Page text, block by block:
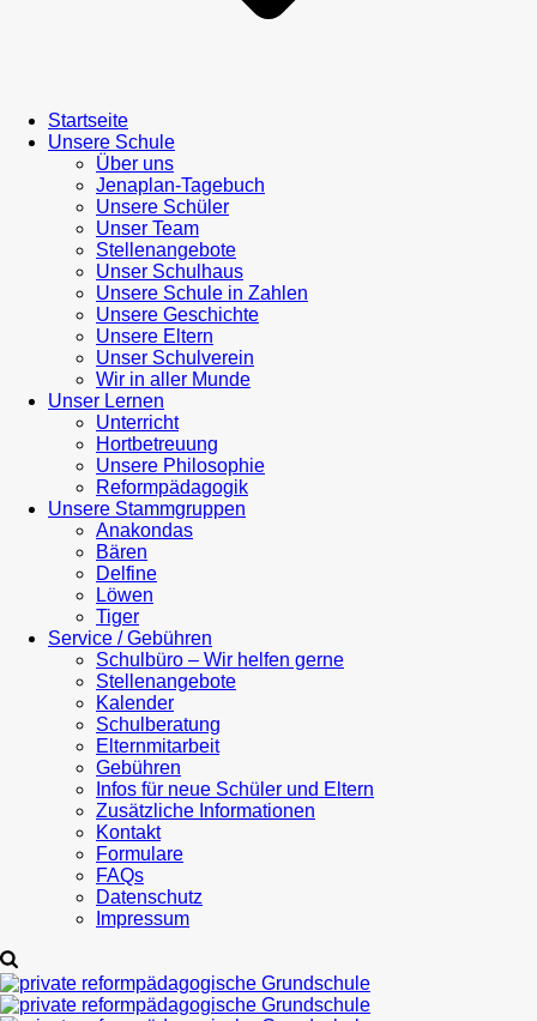
Startseite
Unsere Schule
Über uns
Jenaplan-Tagebuch
Unsere Schüler
Unser Team
Stellenangebote
Unser Schulhaus
Unsere Schule in Zahlen
Unsere Geschichte
Unsere Eltern
Unser Schulverein
Wir in aller Munde
Unser Lernen
Unterricht
Hortbetreuung
Unsere Philosophie
Reformpädagogik
Unsere Stammgruppen
Anakondas
Bären
Delfine
Löwen
Tiger
Service / Gebühren
Schulbüro – Wir helfen gerne
Stellenangebote
Kalender
Schulberatung
Elternmitarbeit
Gebühren
Infos für neue Schüler und Eltern
Zusätzliche Informationen
Kontakt
Formulare
FAQs
Datenschutz
Impressum